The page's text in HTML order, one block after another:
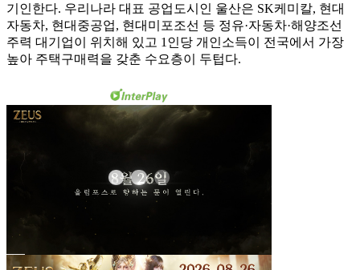
기인한다. 우리나라 대표 공업도시인 울산은 SK케미칼, 현대
자동차, 현대중공업, 현대미포조선 등 정유·자동차·해양조선
주력 대기업이 위치해 있고 1인당 개인소득이 전국에서 가장
높아 주택구매력을 갖춘 수요층이 두텁다.